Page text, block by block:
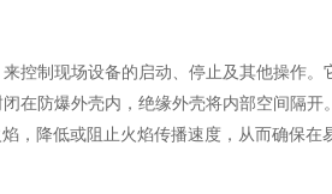
制现场设备的启动、停止及其他操作。
在防爆外壳内，绝缘外壳将内部空间隔
，降低或阻止火焰传播速度，从而确保在